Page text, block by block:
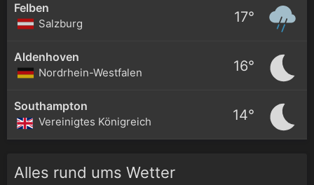
Felben
Salzburg 17°
Aldenhoven
Nordrhein-Westfalen 16°
Southampton
Vereinigtes Königreich 14°
Alles rund ums Wetter